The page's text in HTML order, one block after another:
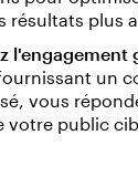
résultats plus
l'engagement
un
vous
votre public